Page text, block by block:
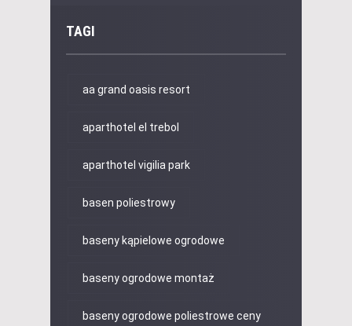
TAGI
aa grand oasis resort
aparthotel el trebol
aparthotel vigilia park
basen poliestrowy
baseny kąpielowe ogrodowe
baseny ogrodowe montaż
baseny ogrodowe poliestrowe ceny